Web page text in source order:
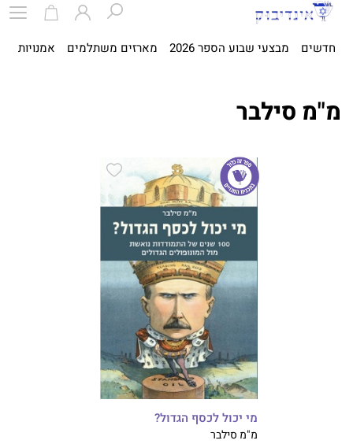
חדשים מבצעי שבוע הספר 2026 מארזים משתלמים אמנויות
מ"מ סילבר
מי יכול לכסף הגדול?
מ"מ סילבר